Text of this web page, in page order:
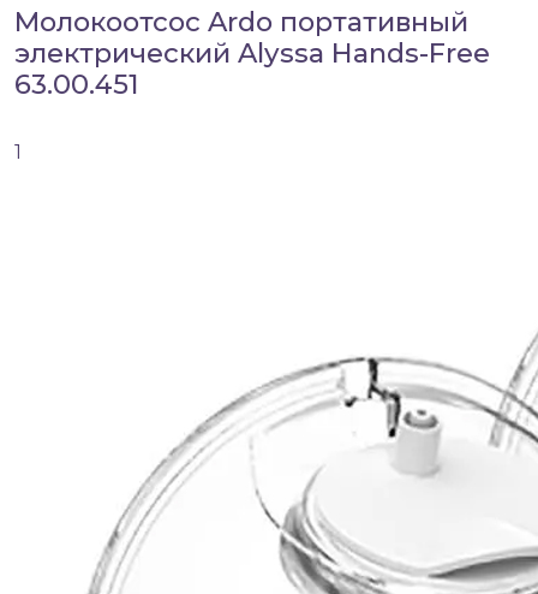
Молокоотсос Ardo портативный
электрический Alyssa Hands-Free
63.00.451
1